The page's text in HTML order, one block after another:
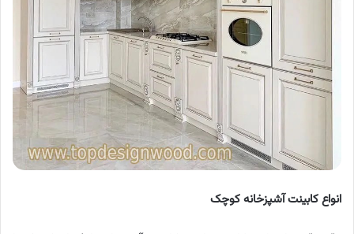
انواع کابینت آشپزخانه کوچک